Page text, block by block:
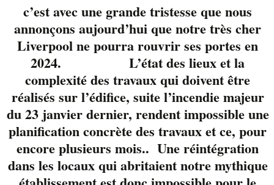
24 février 2024 @ 18 h 00 min 21 h 00 min
6 à 9 Tout en Musique avec Marie-
Eve Quirion
c’est avec une grande tristesse que nous
annonçons aujourd’hui que notre très cher
Liverpool ne pourra rouvrir ses portes en
2024. L’état des lieux et la
complexité des travaux qui doivent être
réalisés sur l’édifice, suite l’incendie majeur
du 23 janvier dernier, rendent impossible une
planification concrète des travaux et ce, pour
encore plusieurs mois.. Une réintégration
dans les locaux qui abritaient notre mythique